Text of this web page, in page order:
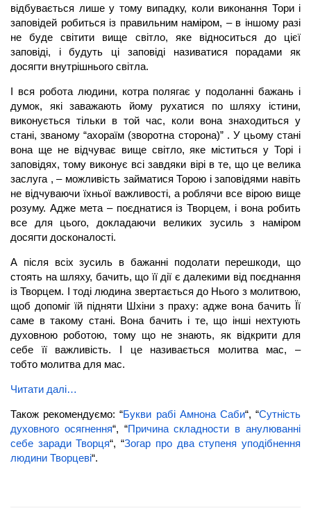
відбувається лише у тому випадку, коли виконання Тори і
заповідей робиться із правильним наміром, – в іншому разі
не буде світити вище світло, яке відноситься до цієї
заповіді, і будуть ці заповіді називатися порадами як
досягти внутрішнього світла.
І вся робота людини, котра полягає у подоланні бажань і
думок, які заважають йому рухатися по шляху істини,
виконується тільки в той час, коли вона знаходиться у
стані, званому “ахораїм (зворотна сторона)” . У цьому стані
вона ще не відчуває вище світло, яке міститься у Торі і
заповідях, тому виконує всі завдяки вірі в те, що це велика
заслуга , – можливість займатися Торою і заповідями навіть
не відчуваючи їхньої важливості, а роблячи все вірою вище
розуму. Адже мета – поєднатися із Творцем, і вона робить
все для цього, докладаючи великих зусиль з наміром
досягти досконалості.
А після всіх зусиль в бажанні подолати перешкоди, що
стоять на шляху, бачить, що її дії є далекими від поєднання
із Творцем. І тоді людина звертається до Нього з молитвою,
щоб допоміг їй підняти Шхіни з праху: адже вона бачить Її
саме в такому стані. Вона бачить і те, що інші нехтують
духовною роботою, тому що не знають, як відкрити для
себе її важливість. І це називається молитва мас, –
тобто молитва для мас.
Читати далі…
Також рекомендуємо: “Букви рабі Амнона Саби“, “Сутність
духовного осягнення“, “Причина складности в анулюванні
себе заради Творця“, “Зогар про два ступеня уподібнення
людини Творцеві“.